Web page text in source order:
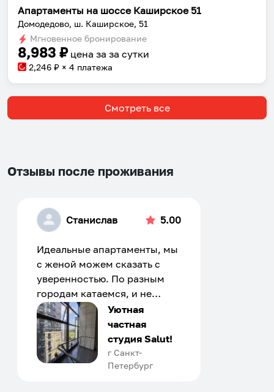
Апартаменты на шоссе Каширское 51
Домодедово, ш. Каширское, 51
Мгновенное бронирование
8,983 ₽ цена за за сутки
2,246 ₽ × 4 платежа
Смотреть все
Отзывы после проживания
Станислав 5.00
Идеальные апартаменты, мы
с женой можем сказать с
уверенностью. По разным
городам катаемся, и не
только в России. Сервис на
отличном уровне. Хозяин
апартаментов доброй души
человек, всегда можно
договориться, подскажет
Уютная
частная
студия Salut!
г Санкт-
Петербург